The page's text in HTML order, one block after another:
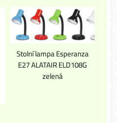
Stolní lampa Esperanza
E27 ALATAIR ELD108G
zelená